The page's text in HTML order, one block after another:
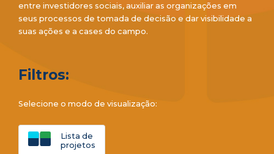
entre investidores sociais, auxiliar as organizações em
seus processos de tomada de decisão e dar visibilidade a
suas ações e a cases do campo.
Filtros:
Selecione o modo de visualização:
Lista de
projetos